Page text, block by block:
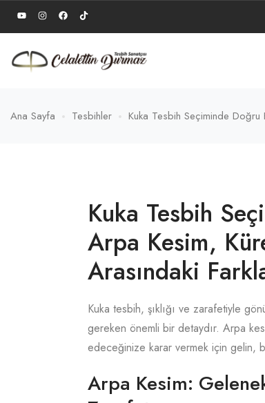
Ana Sayfa Tesbihler Kuka Tesbih Seçiminde Doğru
Kuka Tesbih
Arpa Kesim,
Arasındaki
Kuka tesbih, şıklığı ve zarafetiyle
gereken önemli bir detaydır. Arpa
edeceğinize karar vermek için gelin,
Arpa Kesim: